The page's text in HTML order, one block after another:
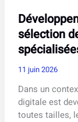
sélection
11 juin 2026
Dans un
digitale est
toutes tailles,